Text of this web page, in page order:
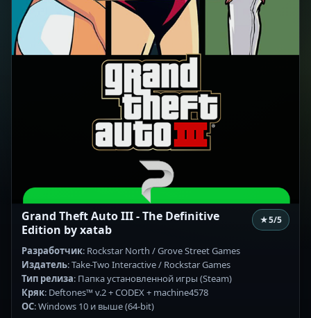
Grand Theft Auto III - The Definitive
Edition by xatab
★5/5
Разработчик: Rockstar North / Grove Street Games
Издатель: Take-Two Interactive / Rockstar Games
Тип релиза: Папка установленной игры (Steam)
Кряк: Deftones™ v.2 + CODEX + machine4578
ОС: Windows 10 и выше (64-bit)